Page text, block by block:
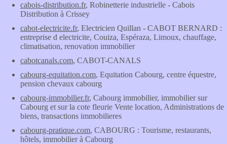
cabois-distribution.fr, Robinetterie industrielle - Cabois
Distribution à Crissey
cabot-electricite.fr, Electricien Quillan - CABOT BERNARD :
entreprise d electricite, Couiza, Espéraza, Limoux, chauffage,
climatisation, renovation immobilier
cabotcanals.com, CABOT-CANALS
cabourg-equitation.com, Equitation Cabourg, centre équestre,
pension chevaux cabourg
cabourg-immobilier.fr, Cabourg immobilier, immobilier sur
Cabourg et sur la cote fleurie Vente location, Administrations de
biens, transactions immobilieres
cabourg-pratique.com, CABOURG : Tourisme, restaurants,
hôtels, immobilier à Cabourg